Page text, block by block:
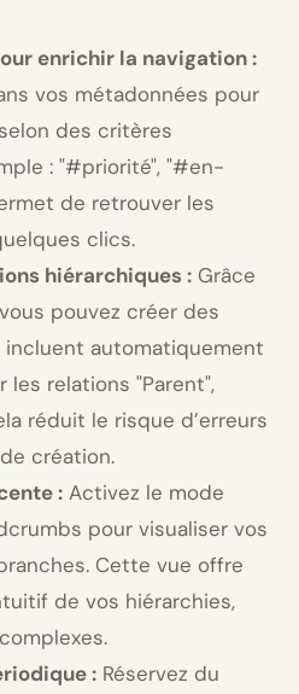
enrichir la navigation :
vos métadonnées pour
des critères
: #priorité , #en-
de retrouver les
clics.
hiérarchiques : Grâce
pouvez créer des
automatiquement
les relations Parent ,
réduit le risque d’erreurs
création.
: Activez le mode
pour visualiser vos
Cette vue offre
de vos hiérarchies,
: Réservez du